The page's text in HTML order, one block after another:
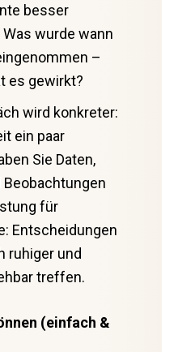
besser
wurde wann
–
es gewirkt?
wird konkreter:
ein paar
Sie Daten,
Beobachtungen
für
Entscheidungen
ruhiger und
treffen.
(einfach &